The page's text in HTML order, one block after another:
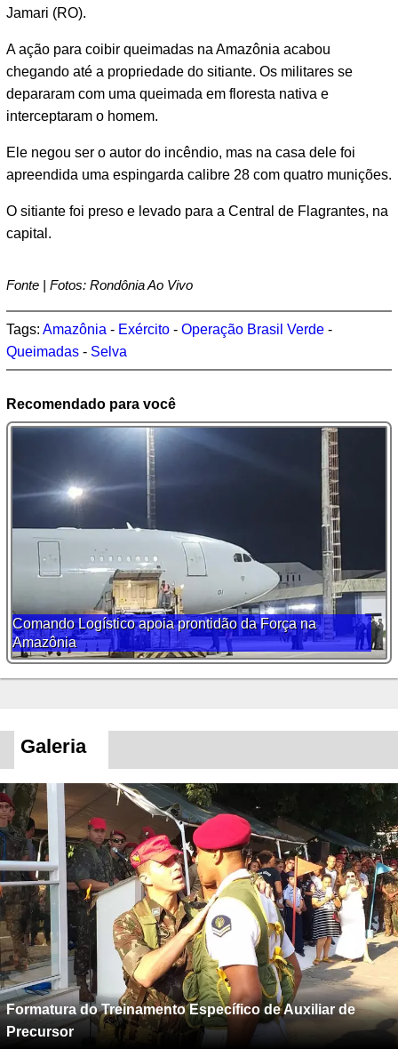
Jamari (RO).
A ação para coibir queimadas na Amazônia acabou
chegando até a propriedade do sitiante. Os militares se
depararam com uma queimada em floresta nativa e
interceptaram o homem.
Ele negou ser o autor do incêndio, mas na casa dele foi
apreendida uma espingarda calibre 28 com quatro munições.
O sitiante foi preso e levado para a Central de Flagrantes, na
capital.
Fonte | Fotos: Rondônia Ao Vivo
Tags: Amazônia - Exército - Operação Brasil Verde -
Queimadas - Selva
Recomendado para você
Comando Logístico apoia prontidão da Força na
Amazônia
Galeria
Formatura do Treinamento Específico de Auxiliar de
Precursor